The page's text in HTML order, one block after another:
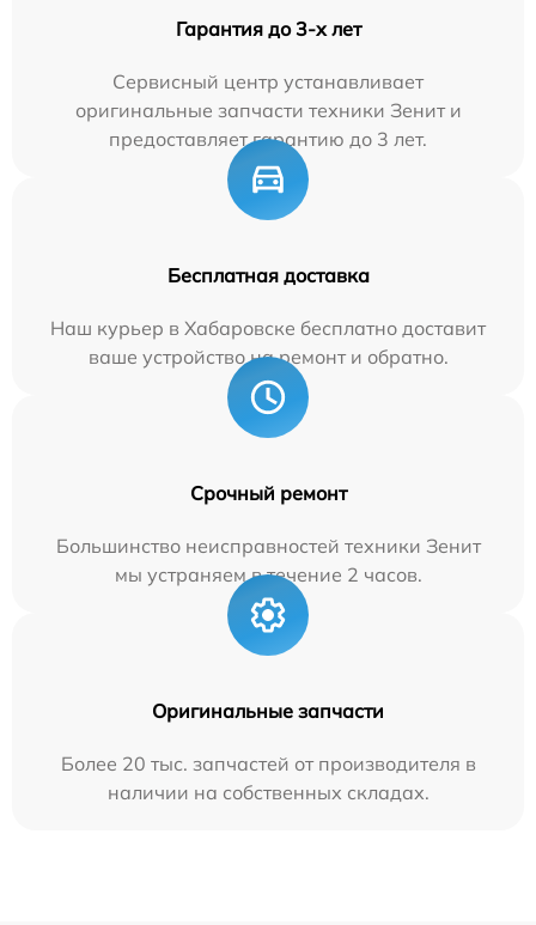
Гарантия до 3-х лет
Сервисный центр устанавливает
оригинальные запчасти техники Зенит и
предоставляет гарантию до 3 лет.
Бесплатная доставка
Наш курьер в Хабаровске бесплатно доставит
ваше устройство на ремонт и обратно.
Срочный ремонт
Большинство неисправностей техники Зенит
мы устраняем в течение 2 часов.
Оригинальные запчасти
Более 20 тыс. запчастей от производителя в
наличии на собственных складах.